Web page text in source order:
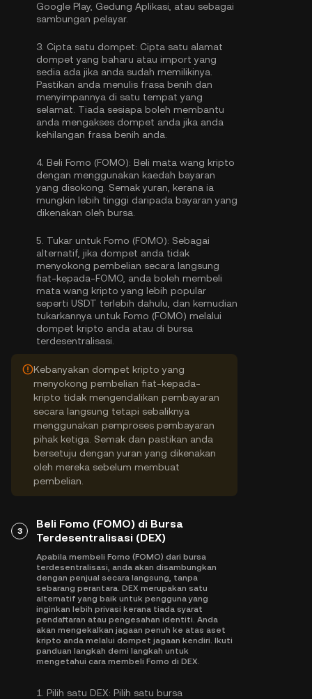
Google Play, Gedung Aplikasi, atau sebagai
sambungan pelayar.
3. Cipta satu dompet: Cipta satu alamat
dompet yang baharu atau import yang
sedia ada jika anda sudah memilikinya.
Pastikan anda menulis frasa benih dan
menyimpannya di satu tempat yang
selamat. Tiada sesiapa boleh membantu
anda mengakses dompet anda jika anda
kehilangan frasa benih anda.
4. Beli Fomo (FOMO): Beli mata wang kripto
dengan menggunakan kaedah bayaran
yang disokong. Semak yuran, kerana ia
mungkin lebih tinggi daripada bayaran yang
dikenakan oleh bursa.
5. Tukar untuk Fomo (FOMO): Sebagai
alternatif, jika dompet anda tidak
menyokong pembelian secara langsung
fiat-kepada-FOMO, anda boleh membeli
mata wang kripto yang lebih popular
seperti USDT terlebih dahulu, dan kemudian
tukarkannya untuk Fomo (FOMO) melalui
dompet kripto anda atau di bursa
terdesentralisasi.
Kebanyakan dompet kripto yang
menyokong pembelian fiat-kepada-
kripto tidak mengendalikan pembayaran
secara langsung tetapi sebaliknya
menggunakan pemproses pembayaran
pihak ketiga. Semak dan pastikan anda
bersetuju dengan yuran yang dikenakan
oleh mereka sebelum membuat
pembelian.
3
Beli Fomo (FOMO) di Bursa
Terdesentralisasi (DEX)
Apabila membeli Fomo (FOMO) dari bursa
terdesentralisasi, anda akan disambungkan
dengan penjual secara langsung, tanpa
sebarang perantara. DEX merupakan satu
alternatif yang baik untuk pengguna yang
inginkan lebih privasi kerana tiada syarat
pendaftaran atau pengesahan identiti. Anda
akan mengekalkan jagaan penuh ke atas aset
kripto anda melalui dompet jagaan kendiri. Ikuti
panduan langkah demi langkah untuk
mengetahui cara membeli Fomo di DEX.
1. Pilih satu DEX: Pilih satu bursa